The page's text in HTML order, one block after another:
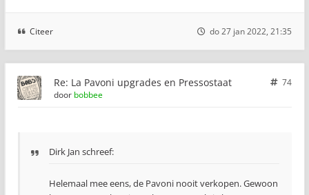
Citeer do 27 jan 2022, 21:35
Re: La Pavoni upgrades en Pressostaat
74
door bobbee
Dirk Jan schreef:
Helemaal mee eens, de Pavoni nooit verkopen. Gewoon